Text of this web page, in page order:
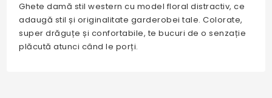
Ghete damă stil western cu model floral distractiv, ce
adaugă stil și originalitate garderobei tale. Colorate,
super drăguțe și confortabile, te bucuri de o senzație
plăcută atunci când le porți.